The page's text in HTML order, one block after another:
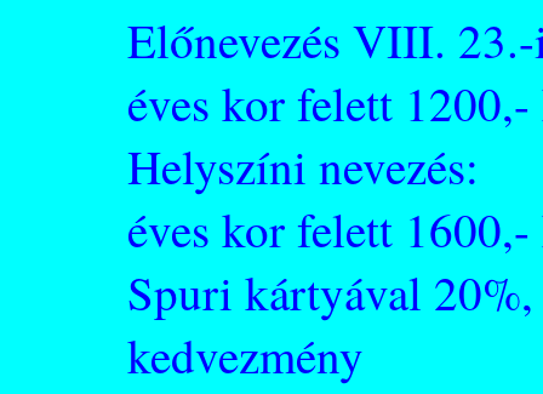
Előnevezés VIII.
éves kor felett
Helyszíni
éves kor felett
Spuri kártyával
kedvezmény